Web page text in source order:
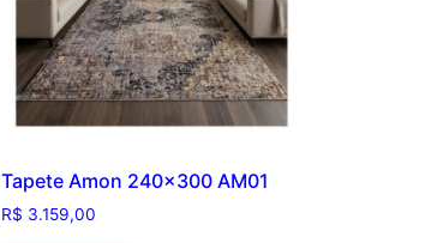
Tapete Amon 240×300 AM01
R$ 3.159,00